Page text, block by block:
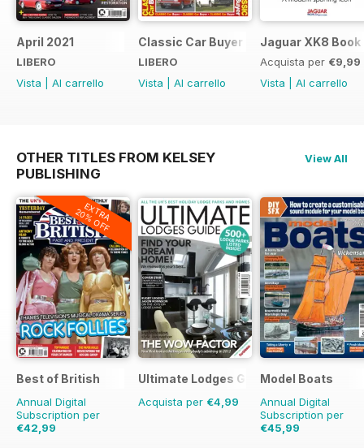
April 2021
LIBERO
Vista
Al carrello
Classic Car Buyer Free Issue
LIBERO
Vista
Al carrello
Jaguar XK8 Book
Acquista per €9,99
Vista
Al carrello
OTHER TITLES FROM KELSEY
PUBLISHING
View All
EXTRA
20% OFF
Best of British
Annual Digital
Subscription per
€42,99
Ultimate Lodges Guide
Acquista per €4,99
Model Boats
Annual Digital
Subscription per
€45,99